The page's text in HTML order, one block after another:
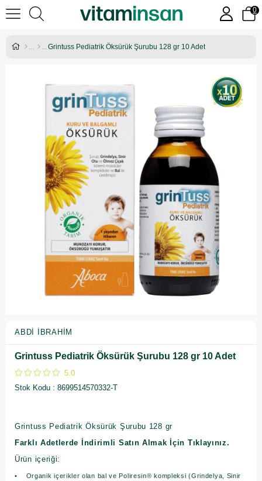
0
Grintuss Pediatrik Öksürük Şurubu 128 gr 10 Adet
ABDI İBRAHIM
Grintuss Pediatrik Öksürük Şurubu 128 gr 10 Adet
5.0
Stok Kodu
8699514570332-T
Grintuss Pediatrik Öksürük Şurubu 128 gr
Farklı Adetlerde İndirimli Satın Almak İçin Tıklayınız.
Ürün içeriği:
• Organik içerikler olan bal ve Poliresin® kompleksi (Grindelya, Sinir